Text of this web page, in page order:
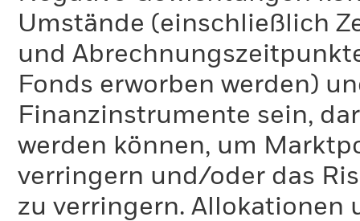
Umstände (einschließlich
und
Fonds erworben werden)
Finanzinstrumente sein,
werden können, um
verringern und/oder das
zu verringern. Allokationen